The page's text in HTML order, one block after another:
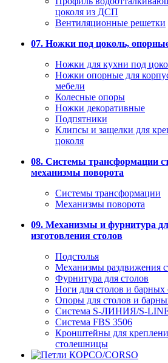
цоколя из ДСП
Вентиляционные решетки
07. Ножки под цоколь,
Ножки для кухни под
Ножки опорные для
мебели
Колесные опоры
Ножки декоративные
Подпятники
Клипсы и защелки для
цоколя
08. Системы трансформации
механизмы поворота
Системы трансформации
Механизмы поворота
09. Механизмы и фурнитура
изготовления столов
Подстолья
Механизмы раздвижения
Фурнитура для столов
Ноги для столов и барных
Опоры для столов и
Система S-ЛИНИЯ/S-
Система FBS 3506
Кронштейны для
столешницы